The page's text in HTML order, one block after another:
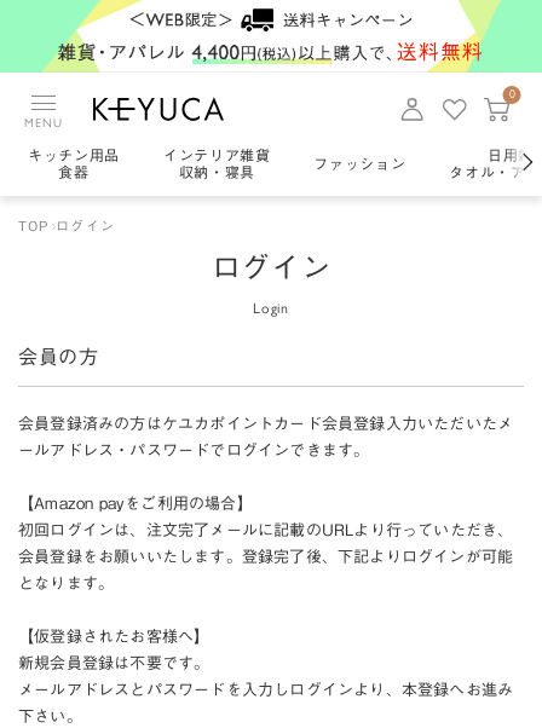
MENU
0
キッチン用品
食器
インテリア雑貨
収納・寝具
ファッション
日用雑
タオル・ア
TOP ログイン
ログイン
Login
会員の方
会員登録済みの方はケユカポイントカード会員登録入力いただいたメ
ールアドレス・パスワードでログインできます。
【Amazon payをご利用の場合】
初回ログインは、注文完了メールに記載のURLより行っていただき、
会員登録をお願いいたします。登録完了後、下記よりログインが可能
となります。
【仮登録されたお客様へ】
新規会員登録は不要です。
メールアドレスとパスワードを入力しログインより、本登録へお進み
下さい。